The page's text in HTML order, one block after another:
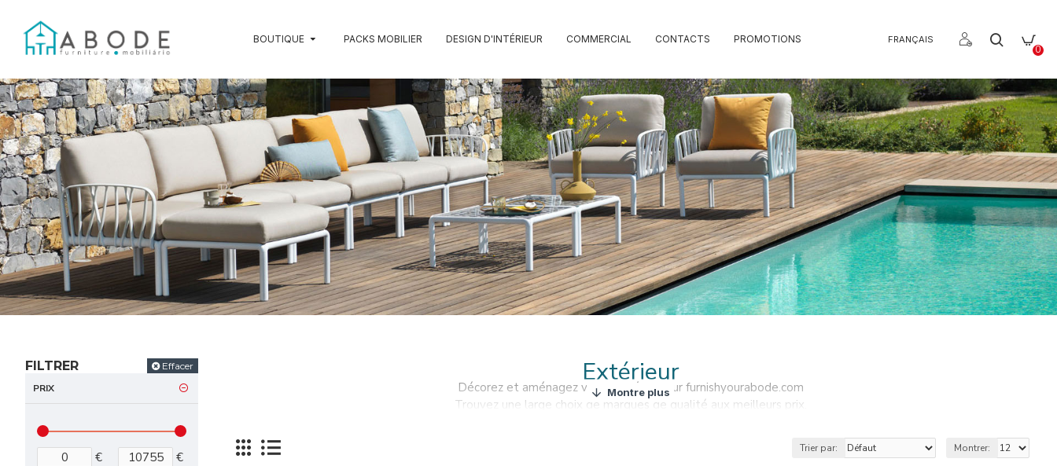
BOUTIQUE PACKS MOBILIER DESIGN D'INTÉRIEUR COMMERCIAL CONTACTS PROMOTIONS FRANÇAIS
0
FILTRER Effacer
PRIX
€ €
Extérieur
Décorez et aménagez votre extérieur sur furnishyourabode.com
Trouvez une large choix de marques de qualité aux meilleurs prix.
Trouvez tout ce dont vous avez besoin pour profiter confortablement les jours chauds dans votre jardin ou terrasse.
Trier par: Montrer: